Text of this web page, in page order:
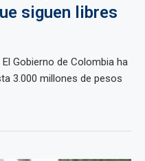
siguen libres
El Gobierno de Colombia ha
3.000 millones de pesos